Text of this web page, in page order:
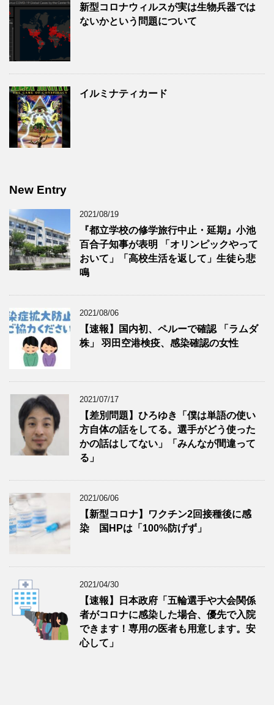
新型コロナウィルスが実は生物兵器では
ないかという問題について
イルミナティカード
New Entry
2021/08/19
『都立学校の修学旅行中止・延期』小池
百合子知事が表明 「オリンピックやって
おいて」「高校生活を返して」生徒ら悲
鳴
2021/08/06
【速報】国内初、ペルーで確認 「ラムダ
株」 羽田空港検疫、感染確認の女性
2021/07/17
【差別問題】ひろゆき「僕は単語の使い
方自体の話をしてる。選手がどう使った
かの話はしてない」「みんなが間違って
る」
2021/06/06
【新型コロナ】ワクチン2回接種後に感
染 国HPは「100%防げず」
2021/04/30
【速報】日本政府「五輪選手や大会関係
者がコロナに感染した場合、優先で入院
できます！専用の医者も用意します。安
心して」